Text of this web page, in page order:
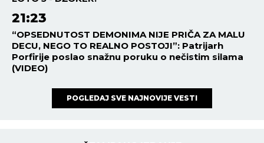
21:23
“OPSEDNUTOST DEMONIMA NIJE PRIČA ZA MALU
DECU, NEGO TO REALNO POSTOJI”: Patrijarh
Porfirije poslao snažnu poruku o nečistim silama
(VIDEO)
POGLEDAJ SVE NAJNOVIJE VESTI